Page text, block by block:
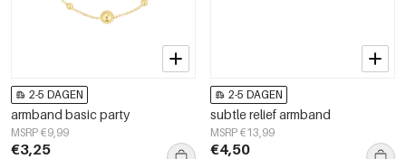
2-5 DAGEN
armband basic party
MSRP €9,99
€3,25
2-5 DAGEN
subtle relief armband
MSRP €13,99
€4,50